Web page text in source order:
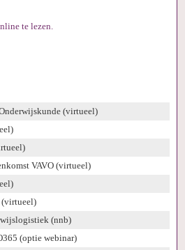
te lezen.
(virtueel)
VAVO (virtueel)
(nnb)
(optie webinar)